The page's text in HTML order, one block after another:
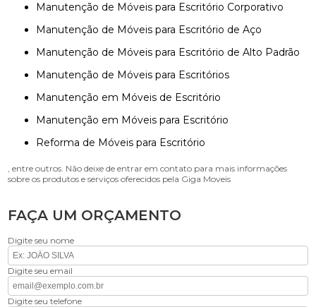
Manutenção de Móveis para Escritório Corporativo
Manutenção de Móveis para Escritório de Aço
Manutenção de Móveis para Escritório de Alto Padrão
Manutenção de Móveis para Escritórios
Manutenção em Móveis de Escritório
Manutenção em Móveis para Escritório
Reforma de Móveis para Escritório
, entre outros. Não deixe de entrar em contato para mais informações
sobre os produtos e serviços oferecidos pela Giga Moveis
FAÇA UM ORÇAMENTO
Digite seu nome
Digite seu email
Digite seu telefone